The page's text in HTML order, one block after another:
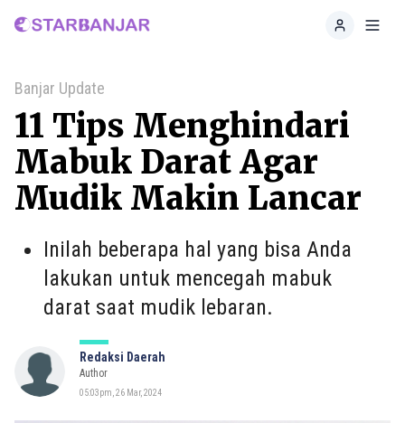
Home
Banjar Update
11 Tips Menghindari
Mabuk Darat Agar
Mudik Makin Lancar
Inilah beberapa hal yang bisa Anda
lakukan untuk mencegah mabuk
darat saat mudik lebaran.
Redaksi Daerah
Author
05:03pm, 26 Mar, 2024